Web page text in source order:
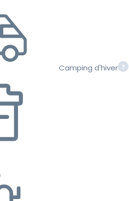
Camping d'hiver